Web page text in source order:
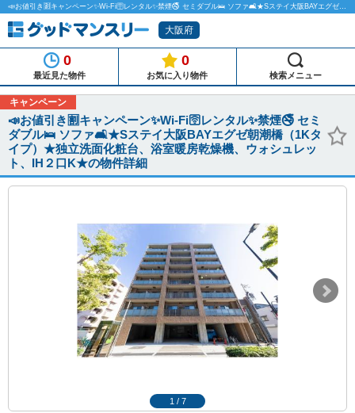
📣お値引き🈹キャンペーン✨Wi-Fi🛜レンタル✨禁煙🚭 セミダブル🛌 ソファ🛋️★Sステイ大阪BAYエグゼ朝潮橋（1Kタイプ）★独立洗面化粧台、浴室暖房乾燥機、ウォシュレット、IH２口K★のマンスリーマンション物件詳細「グッドマンスリー」
大阪府
0
最近見た物件
0
お気に入り物件 検索メニュー
キャンペーン
📣お値引き🈹キャンペーン✨Wi-Fi🛜レンタル✨禁煙🚭 セミ
ダブル🛌 ソファ🛋️★Sステイ大阪BAYエグゼ朝潮橋（1Kタ
イプ）★独立洗面化粧台、浴室暖房乾燥機、ウォシュレッ
ト、IH２口K★の物件詳細
1 / 7